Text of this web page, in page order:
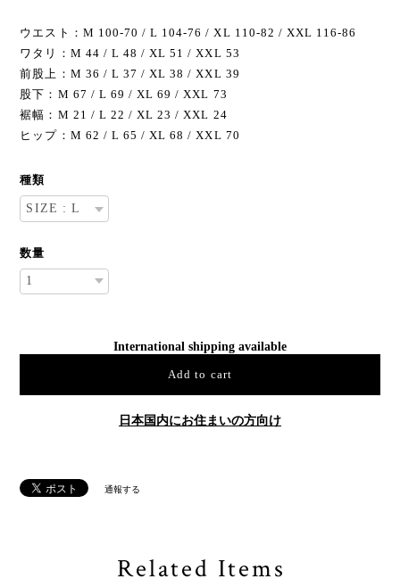
ウエスト：M 100-70 / L 104-76 / XL 110-82 / XXL 116-86
ワタリ：M 44 / L 48 / XL 51 / XXL 53
前股上：M 36 / L 37 / XL 38 / XXL 39
股下：M 67 / L 69 / XL 69 / XXL 73
裾幅：M 21 / L 22 / XL 23 / XXL 24
ヒップ：M 62 / L 65 / XL 68 / XXL 70
種類
数量
International shipping available
Add to cart
日本国内にお住まいの方向け
通報する
Related Items